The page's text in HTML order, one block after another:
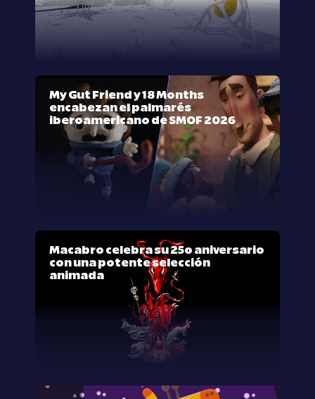
My Gut Friend y 18 Months
encabezan el palmarés
iberoamericano de SMOF 2026
Macabro celebra su 25º aniversario
con una potente selección
animada